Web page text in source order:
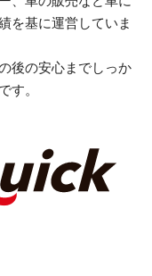
を基に運営していま
後の安心までしっか
す。